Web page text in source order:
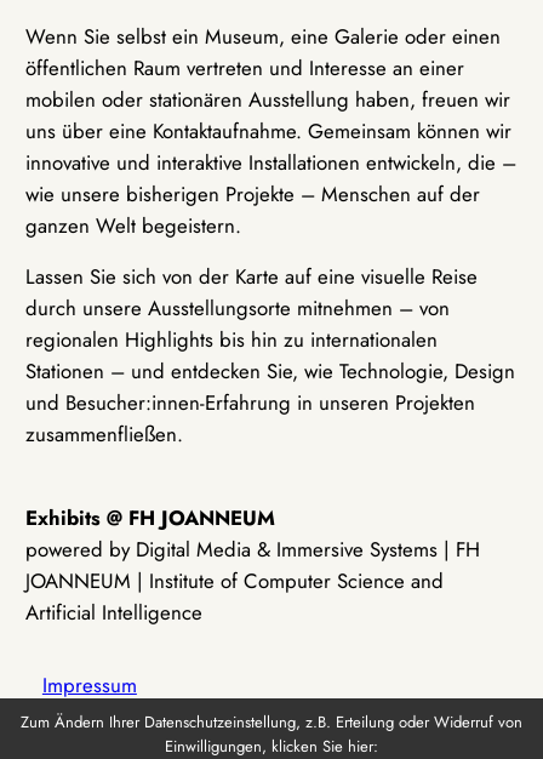
Wenn Sie selbst ein Museum, eine Galerie oder einen
öffentlichen Raum vertreten und Interesse an einer
mobilen oder stationären Ausstellung haben, freuen wir
uns über eine Kontaktaufnahme. Gemeinsam können wir
innovative und interaktive Installationen entwickeln, die –
wie unsere bisherigen Projekte – Menschen auf der
ganzen Welt begeistern.
Lassen Sie sich von der Karte auf eine visuelle Reise
durch unsere Ausstellungsorte mitnehmen – von
regionalen Highlights bis hin zu internationalen
Stationen – und entdecken Sie, wie Technologie, Design
und Besucher:innen-Erfahrung in unseren Projekten
zusammenfließen.
Exhibits @ FH JOANNEUM
powered by Digital Media & Immersive Systems | FH
JOANNEUM | Institute of Computer Science and
Artificial Intelligence
Impressum
Zum Ändern Ihrer Datenschutzeinstellung, z.B. Erteilung oder Widerruf von
Einwilligungen, klicken Sie hier: